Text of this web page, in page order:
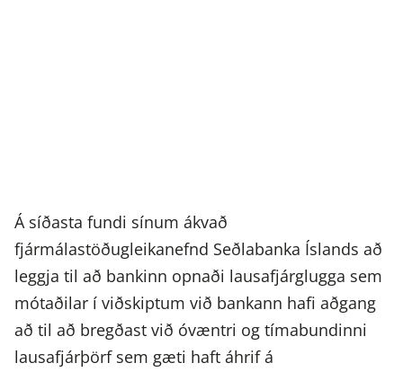
Á síðasta fundi sínum ákvað
fjármálastöðugleikanefnd Seðlabanka Íslands að
leggja til að bankinn opnaði lausafjárglugga sem
mótaðilar í viðskiptum við bankann hafi aðgang
að til að bregðast við óvæntri og tímabundinni
lausafjárþörf sem gæti haft áhrif á